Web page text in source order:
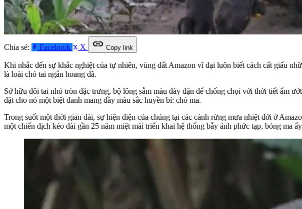
Chia sẻ: Facebook X link Copy link
Khi nhắc đến sự khắc nghiệt của tự nhiên, vùng đất Amazon vĩ đại luôn biết cách cất giấu
là loài chó tai ngắn hoang dã.
Sở hữu đôi tai nhỏ tròn đặc trưng, bộ lông sẫm màu dày dặn để chống chọi với thời tiết ẩm
đặt cho nó một biệt danh mang đầy màu sắc huyền bí: chó ma.
Trong suốt một thời gian dài, sự hiện diện của chúng tại các cánh rừng mưa nhiệt đới ở
một chiến dịch kéo dài gần 25 năm miệt mài triển khai hệ thống bẫy ảnh phức tạp, bóng ma